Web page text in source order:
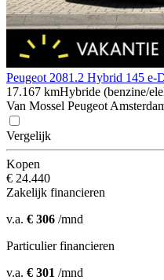
Peugeot 2081.2 Hybrid 145 e-
17.167 kmHybride (benzine/
Van Mossel Peugeot
Vergelijk
Kopen
€ 24.440
Zakelijk financieren
v.a. € 306 /mnd
Particulier financieren
v.a. € 301 /mnd